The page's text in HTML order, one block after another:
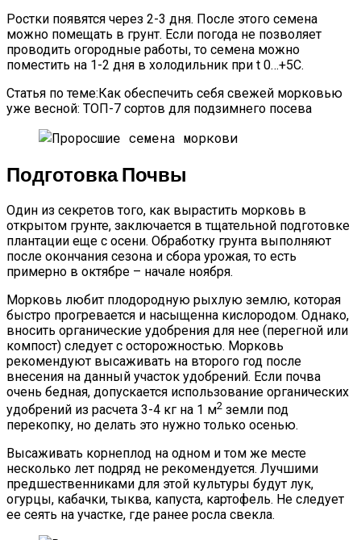
Ростки появятся через 2-3 дня. После этого семена
можно помещать в грунт. Если погода не позволяет
проводить огородные работы, то семена можно
поместить на 1-2 дня в холодильник при t 0…+5С.
Статья по теме:Как обеспечить себя свежей морковью
уже весной: ТОП-7 сортов для подзимнего посева
Подготовка Почвы
Один из секретов того, как вырастить морковь в
открытом грунте, заключается в тщательной подготовке
плантации еще с осени. Обработку грунта выполняют
после окончания сезона и сбора урожая, то есть
примерно в октябре – начале ноября.
Морковь любит плодородную рыхлую землю, которая
быстро прогревается и насыщенна кислородом. Однако,
вносить органические удобрения для нее (перегной или
компост) следует с осторожностью. Морковь
рекомендуют высаживать на второго год после
внесения на данный участок удобрений. Если почва
очень бедная, допускается использование органических
удобрений из расчета 3-4 кг на 1 м2 земли под
перекопку, но делать это нужно только осенью.
Высаживать корнеплод на одном и том же месте
несколько лет подряд не рекомендуется. Лучшими
предшественниками для этой культуры будут лук,
огурцы, кабачки, тыква, капуста, картофель. Не следует
ее сеять на участке, где ранее росла свекла.